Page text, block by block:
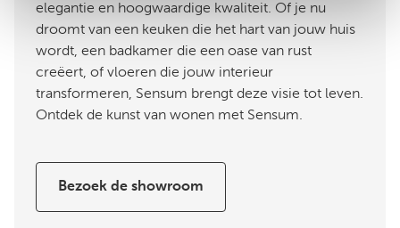
elegantie en hoogwaardige kwaliteit. Of je nu
droomt van een keuken die het hart van jouw huis
wordt, een badkamer die een oase van rust
creëert, of vloeren die jouw interieur
transformeren, Sensum brengt deze visie tot leven.
Ontdek de kunst van wonen met Sensum.
Bezoek de showroom